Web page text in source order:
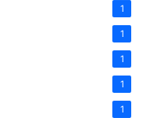
1
1
1
1
1